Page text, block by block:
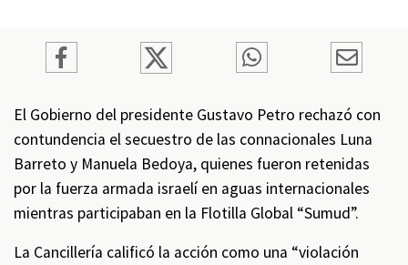
El Gobierno del presidente Gustavo Petro rechazó con
contundencia el secuestro de las connacionales Luna
Barreto y Manuela Bedoya, quienes fueron retenidas
por la fuerza armada israelí en aguas internacionales
mientras participaban en la Flotilla Global “Sumud”.
La Cancillería calificó la acción como una “violación